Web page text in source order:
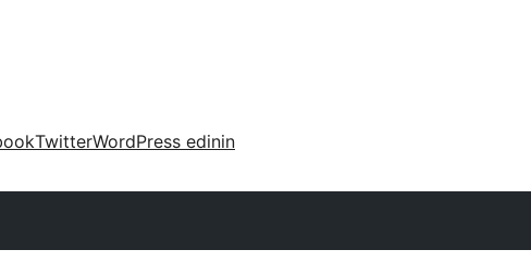
TwitterWordPress edinin